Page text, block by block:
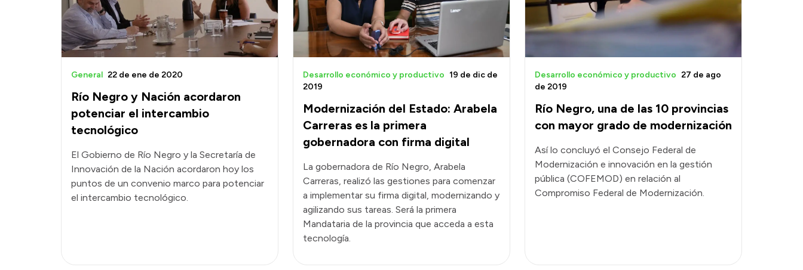
Río Negro y Nación acordaron
potenciar el intercambio
tecnológico
General 22 de ene de 2020
El Gobierno de Río Negro y la Secretaría de
Innovación de la Nación acordaron hoy los
puntos de un convenio marco para potenciar
el intercambio tecnológico.
Modernización del Estado: Arabela
Carreras es la primera
gobernadora con firma digital
Desarrollo económico y productivo 19 de dic de
2019
La gobernadora de Río Negro, Arabela
Carreras, realizó las gestiones para comenzar
a implementar su firma digital, modernizando y
agilizando sus tareas. Será la primera
Mandataria de la provincia que acceda a esta
tecnología.
Río Negro, una de las 10 provincias
con mayor grado de modernización
Desarrollo económico y productivo 27 de ago
de 2019
Así lo concluyó el Consejo Federal de
Modernización e innovación en la gestión
pública (COFEMOD) en relación al
Compromiso Federal de Modernización.